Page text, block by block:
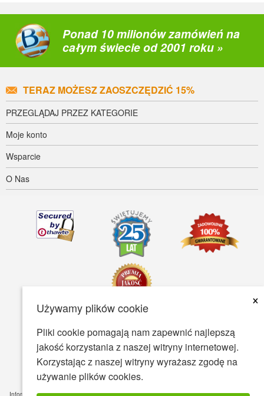
Używamy plików cookie
×
Pliki cookie pomagają nam zapewnić najlepszą
jakość korzystania z naszej witryny internetowej.
Korzystając z naszej witryny wyrażasz zgodę na
używanie plików cookies.
Ponad 10 milionów zamówień na
całym świecie od 2001 roku »
TERAZ MOŻESZ ZAOSZCZĘDZIĆ 15%
PRZEGLĄDAJ PRZEZ KATEGORIE
Moje konto
Wsparcie
O Nas
Dostępność Warunki Użytkowania Polityka prywatności
Polityka bezpieczeństwa
© Copyright 2001-2026 BIOVEA. Wszystkie Prawa Zastrzeżone.
Informacje zawarte na tej stronie są przeznaczone tylko dla Twojej wiedzy ogólnej i nie jest